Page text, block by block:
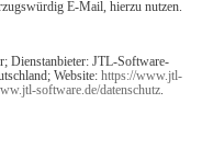
E-Mail, hierzu nutzen.
Dienstanbieter: JTL-Software-
Website: https://www.jtl-
software.de/datenschutz